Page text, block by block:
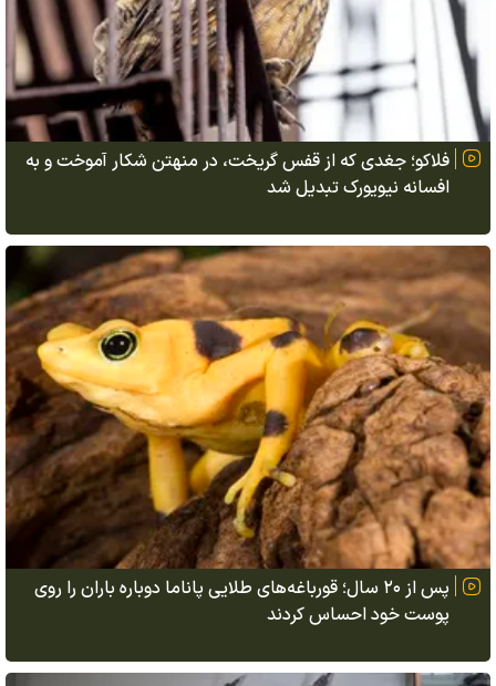
فلاکو؛ جغدی که از قفس گریخت، در منهتن شکار آموخت و به
افسانه نیویورک تبدیل شد
پس از ۲۰ سال؛ قورباغه‌های طلایی پاناما دوباره باران را روی
پوست خود احساس کردند